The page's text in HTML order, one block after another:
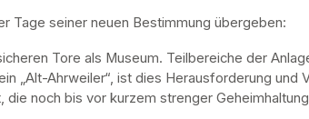
Tage seiner neuen Bestimmung übergeben:
Tore als Museum. Teilbereiche der
„Alt-Ahrweiler“, ist dies Herausforderung
noch bis vor kurzem strenger